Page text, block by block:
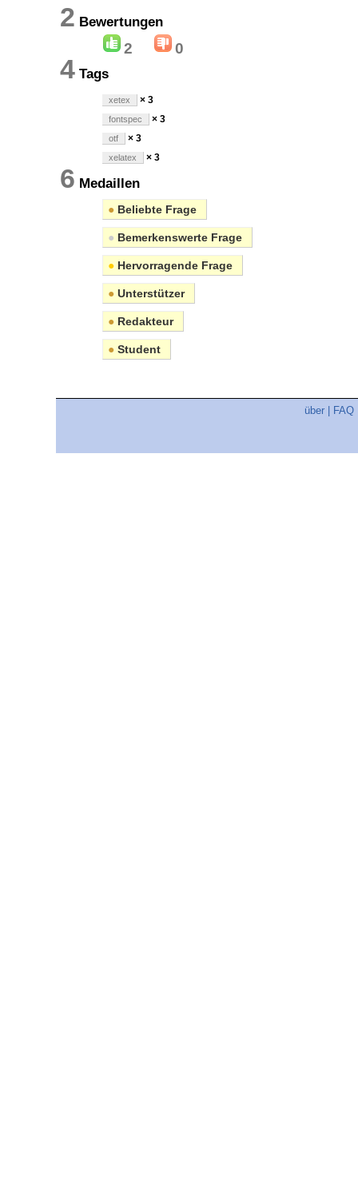
2 Bewertungen
2 0
4 Tags
xetex × 3
fontspec × 3
otf × 3
xelatex × 3
6 Medaillen
● Beliebte Frage
● Bemerkenswerte Frage
● Hervorragende Frage
● Unterstützer
● Redakteur
● Student
über FAQ